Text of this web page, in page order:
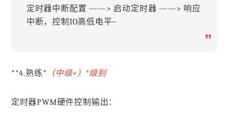
定时器中断配置 ——> 启动定时器 ——> 响应
中断，控制IO高低电平···
”
**4.熟练* （中级+）*级别
定时器PWM硬件控制输出：